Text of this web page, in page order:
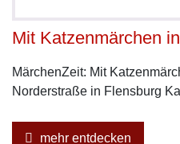
Mit Katzenmärchen
MärchenZeit: Mit
Norderstraße in Flensburg
mehr entdecken